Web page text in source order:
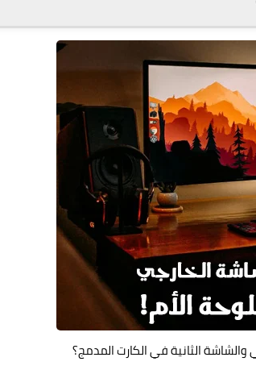
الثانية في الكارت المدمج؟